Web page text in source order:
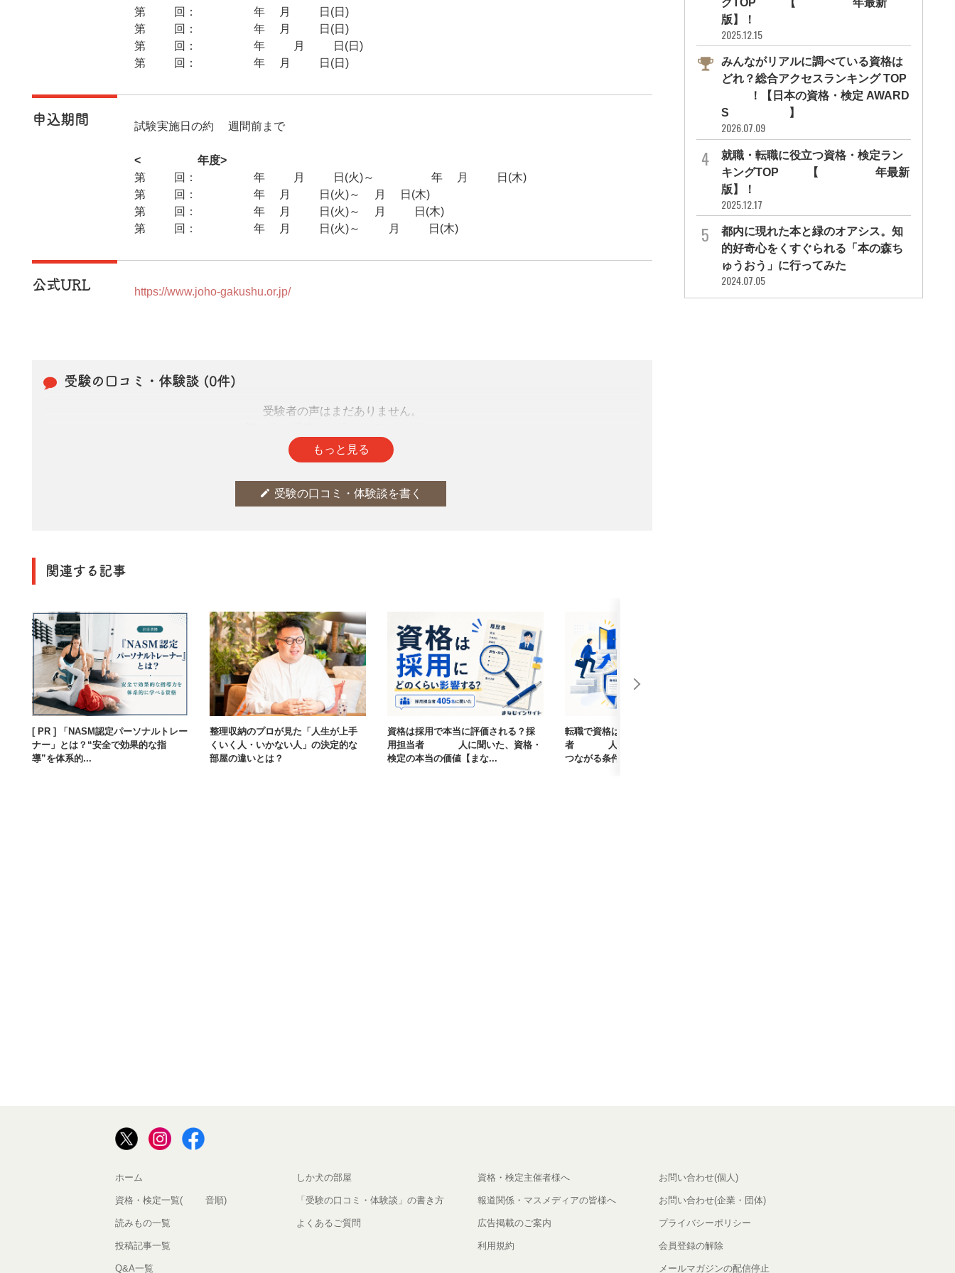
第27回：2026年4月19日(日)
第28回：2026年7月12日(日)
第29回：2026年10月18日(日)
第30回：2027年1月31日(日)
申込期間 試験実施日の約6週間前まで
<2026年度>
第27回：2025年12月23日(火)～2026年3月12日(木)
第28回：2026年3月17日(火)～6月4日(木)
第29回：2026年6月23日(火)～9月10日(木)
第30回：2026年9月15日(火)～12月24日(木)
公式URL https://www.joho-gakushu.or.jp/
受験の口コミ・体験談 (0件)
受験者の声はまだありません。
もっと見る
edit 受験の口コミ・体験談を書く
関連する記事
[ PR ] 「NASM認定パーソナルトレー
ナー」とは？“安全で効果的な指
導”を体系的...
整理収納のプロが見た「人生が上手
くいく人・いかない人」の決定的な
部屋の違いとは？
資格は採用で本当に評価される？採
用担当者405人に聞いた、資格・
検定の本当の価値【まな...
転職で資格は武器になる？採用担当
者405人に聞いた、資格が評価に
つながる条件【まなびイ...
版】！
2025.12.15
みんながリアルに調べている資格は
どれ？総合アクセスランキング TOP
10！【日本の資格・検定 AWARD
S 2026】
2026.07.09
就職・転職に役立つ資格・検定ラン
キングTOP30【2026年最新
版】！
2025.12.17
都内に現れた本と緑のオアシス。知
的好奇心をくすぐられる「本の森ち
ゅうおう」に行ってみた
2024.07.05
ホーム
資格・検定一覧(50音順)
読みもの一覧
投稿記事一覧
Q&A一覧
しか犬の部屋
「受験の口コミ・体験談」の書き方
よくあるご質問
資格・検定主催者様へ
報道関係・マスメディアの皆様へ
広告掲載のご案内
利用規約
お問い合わせ(個人)
お問い合わせ(企業・団体)
プライバシーポリシー
会員登録の解除
メールマガジンの配信停止